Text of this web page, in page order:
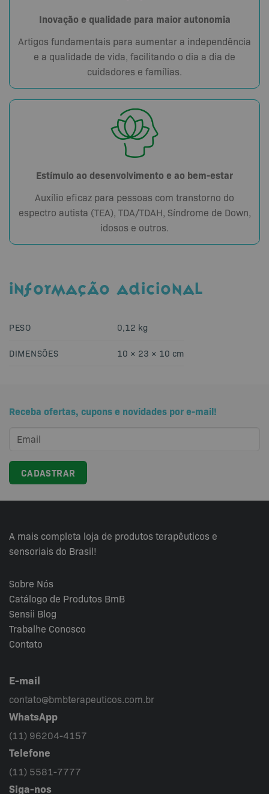
Inovação e qualidade para maior autonomia
Artigos fundamentais para aumentar a independência
e a qualidade de vida, facilitando o dia a dia de
cuidadores e famílias.
Estímulo ao desenvolvimento e ao bem-estar
Auxílio eficaz para pessoas com transtorno do
espectro autista (TEA), TDA/TDAH, Síndrome de Down,
idosos e outros.
INFORMAÇÃO ADICIONAL
PESO 0,12 kg
DIMENSÕES 10 × 23 × 10 cm
Receba ofertas, cupons e novidades por e-mail!
A mais completa loja de produtos terapêuticos e
sensoriais do Brasil!
Sobre Nós
Catálogo de Produtos BmB
Sensii Blog
Trabalhe Conosco
Contato
E-mail
contato@bmbterapeuticos.com.br
WhatsApp
(11) 96204-4157
Telefone
(11) 5581-7777
Siga-nos